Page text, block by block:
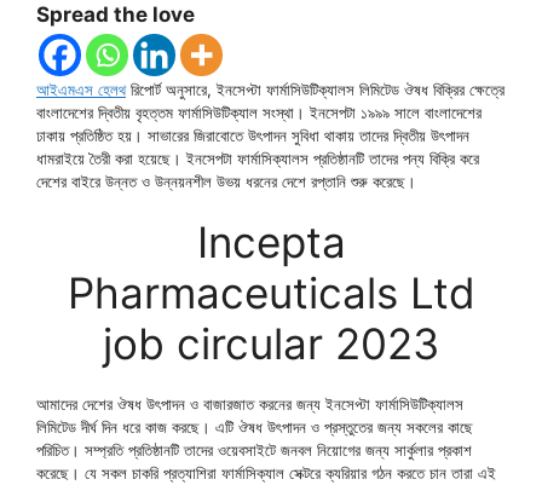
Spread the love
আইএমএস হেলথরিপোর্ট অনুসারে, ইনসেপ্টা ফার্মাসিউটিক্যালস লিমিটেড ঔষধ বিক্রির ক্ষেত্রে
বাংলাদেশের দ্বিতীয় বৃহত্তম ফার্মাসিউটিক্যাল সংস্থা। ইনসেপটা ১৯৯৯ সালে বাংলাদেশের
ঢাকায় প্রতিষ্ঠিত হয়। সাভারের জিরাবোতে উৎপাদন সুবিধা থাকায় তাদের দ্বিতীয় উৎপাদন
ধামরাইয়ে তৈরী করা হয়েছে। ইনসেপটা ফার্মাসিক্যালস প্রতিষ্ঠানটি তাদের পন্য বিক্রি করে
দেশের বাইরে উন্নত ও উন্নয়নশীল উভয় ধরনের দেশে রপ্তানি শুরু করেছে।
Incepta
Pharmaceuticals Ltd
job circular 2023
আমাদের দেশের ঔষধ উৎপাদন ও বাজারজাত করনের জন্য ইনসেপ্টা ফার্মাসিউটিক্যালস
লিমিটেড দীর্ঘ দিন ধরে কাজ করছে। এটি ঔষধ উৎপাদন ও প্রস্তুতের জন্য সকলের কাছে
পরিচিত। সম্প্রতি প্রতিষ্ঠানটি তাদের ওয়েবসাইটে জনবল নিয়োগের জন্য সার্কুলার প্রকাশ
করেছে। যে সকল চাকরি প্রত্যাশিরা ফার্মাসিক্যাল সেক্টরে ক্যরিয়ার গঠন করতে চান তারা এই